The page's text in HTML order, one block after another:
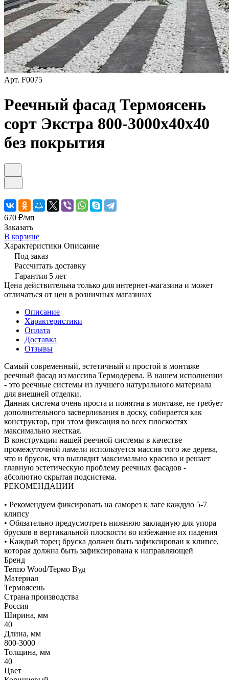
Арт. F0075
Реечный фасад Термоясень
сорт Экстра 800-3000х40х40
без покрытия
670 ₽/мп
Заказать
В корзине
Характеристики Описание
Под заказ
Рассчитать доставку
Гарантия 5 лет
Цена действительна только для интернет-магазина и может
отличаться от цен в розничных магазинах
Описание
Характеристики
Оплата
Доставка
Отзывы
Самый современный, эстетичный и простой в монтаже
реечный фасад из массива Термодерева. В нашем исполнении
- это реечные системы из лучшего натурального материала
для внешней отделки.
Данная система очень проста и понятна в монтаже, не требует
дополнительного засверливания в доску, собирается как
конструктор, при этом фиксация во всех плоскостях
максимально жесткая.
В конструкции нашей реечной системы в качестве
промежуточной ламели используется массив того же дерева,
что и брусок, что выглядит максимально красиво и решает
главную эстетическую проблему реечных фасадов -
абсолютно скрытая подсистема.
РЕКОМЕНДАЦИИ
• Рекомендуем фиксировать на саморез к лаге каждую 5-7
клипсу
• Обязательно предусмотреть нижнюю закладную для упора
брусков в вертикальной плоскости во избежание их падения
• Каждый торец бруска должен быть зафиксирован к клипсе,
которая должна быть зафиксирована к направляющей
Бренд
Termo Wood/Термо Вуд
Материал
Термоясень
Страна производства
Россия
Ширина, мм
40
Длина, мм
800-3000
Толщина, мм
40
Цвет